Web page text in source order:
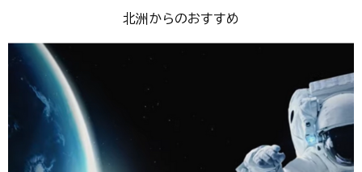
北洲からのおすすめ